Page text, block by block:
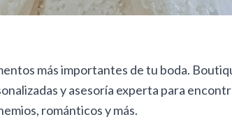
más importantes de tu boda.
y asesoría experta para
románticos y más.